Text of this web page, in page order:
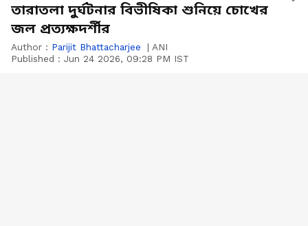
তারাতলা দুর্ঘটনার বিভীষিকা শুনিয়ে চোখের
জল প্রত্যক্ষদর্শীর
Author : Parijit Bhattacharjee | ANI
Published : Jun 24 2026, 09:28 PM IST